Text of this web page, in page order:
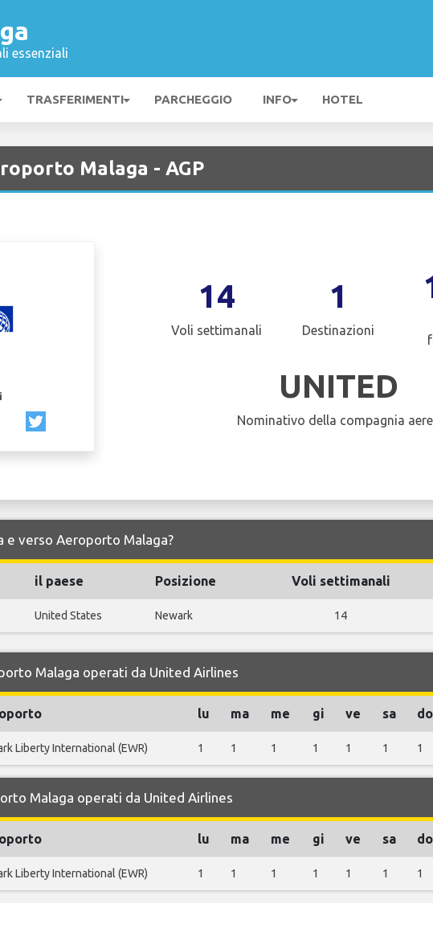
essenziali
TRASFERIMENTI PARCHEGGIO INFO HOTEL
Malaga - AGP
14
Voli settimanali
1
Destinazioni
UNITED
Nominativo della compagnia
e verso Aeroporto Malaga?
il paese Posizione Voli settimanali
United States Newark 14
Malaga operati da United Airlines
lu ma me gi ve sa do
Liberty International (EWR) 1 1 1 1 1 1 1
Malaga operati da United Airlines
lu ma me gi ve sa do
Liberty International (EWR) 1 1 1 1 1 1 1